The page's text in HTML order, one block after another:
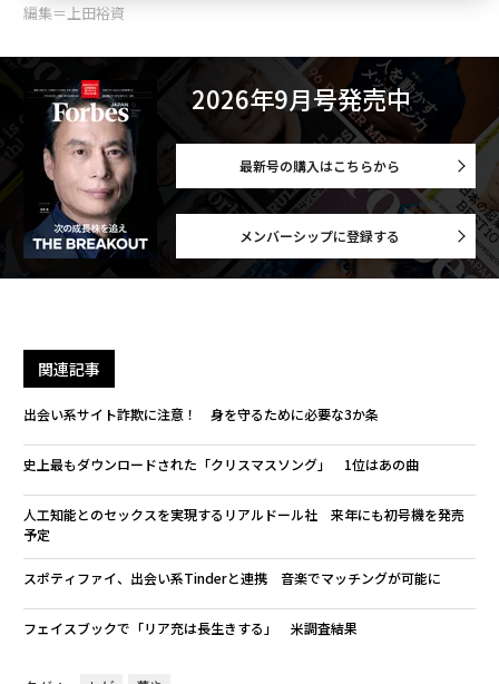
編集＝上田裕資
2026年9月号発売中
最新号の購入はこちらから
メンバーシップに登録する
関連記事
出会い系サイト詐欺に注意！ 身を守るために必要な3か条
史上最もダウンロードされた「クリスマスソング」 1位はあの曲
人工知能とのセックスを実現するリアルドール社 来年にも初号機を発売
予定
スポティファイ、出会い系Tinderと連携 音楽でマッチングが可能に
フェイスブックで「リア充は長生きする」 米調査結果